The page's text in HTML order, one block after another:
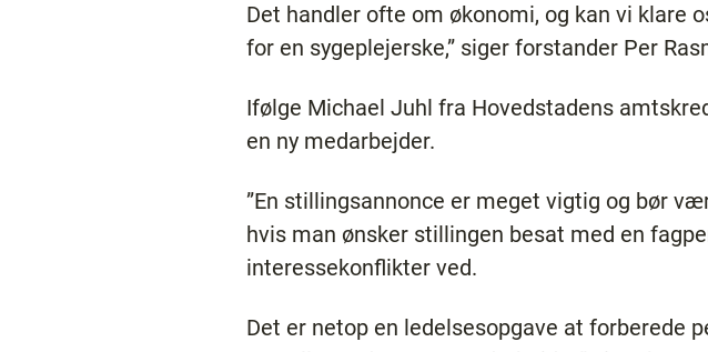
Det handler ofte om økonomi, og kan vi klare
for en sygeplejerske,” siger forstander Per
Ifølge Michael Juhl fra Hovedstadens
en ny medarbejder.
”En stillingsannonce er meget vigtig og bør
hvis man ønsker stillingen besat med en
interessekonflikter ved.
Det er netop en ledelsesopgave at forberede